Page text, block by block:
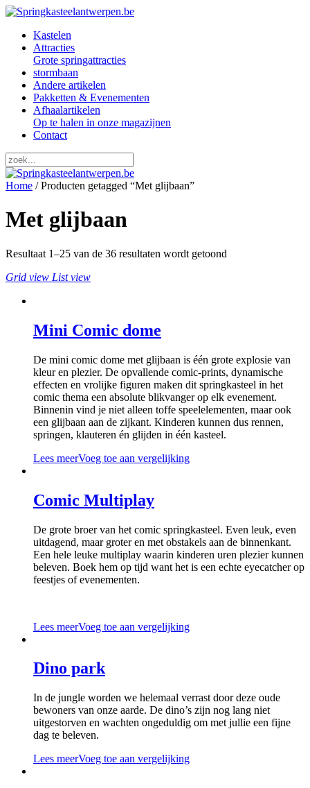
Kastelen
Attracties
Grote springattracties
stormbaan
Andere artikelen
Pakketten & Evenementen
Afhaalartikelen
Op te halen in onze magazijnen
Contact
Home / Producten getagged “Met glijbaan”
Met glijbaan
Resultaat 1–25 van de 36 resultaten wordt getoond
Grid view List view
Mini Comic dome
De mini comic dome met glijbaan is één grote explosie van
kleur en plezier. De opvallende comic-prints, dynamische
effecten en vrolijke figuren maken dit springkasteel in het
comic thema een absolute blikvanger op elk evenement.
Binnenin vind je niet alleen toffe speelelementen, maar ook
een glijbaan aan de zijkant. Kinderen kunnen dus rennen,
springen, klauteren én glijden in één kasteel.
Lees meerVoeg toe aan vergelijking
Comic Multiplay
De grote broer van het comic springkasteel. Even leuk, even
uitdagend, maar groter en met obstakels aan de binnenkant.
Een hele leuke multiplay waarin kinderen uren plezier kunnen
beleven. Boek hem op tijd want het is een echte eyecatcher op
feestjes of evenementen.
Lees meerVoeg toe aan vergelijking
Dino park
In de jungle worden we helemaal verrast door deze oude
bewoners van onze aarde. De dino’s zijn nog lang niet
uitgestorven en wachten ongeduldig om met jullie een fijne
dag te beleven.
Lees meerVoeg toe aan vergelijking